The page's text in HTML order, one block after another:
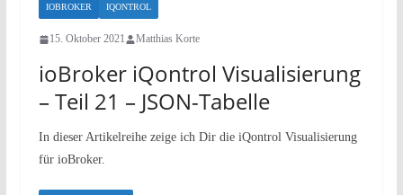
IOBROKER IQONTROL
15. Oktober 2021 Matthias Korte
ioBroker iQontrol Visualisierung
– Teil 21 – JSON-Tabelle
In dieser Artikelreihe zeige ich Dir die iQontrol Visualisierung
für ioBroker.